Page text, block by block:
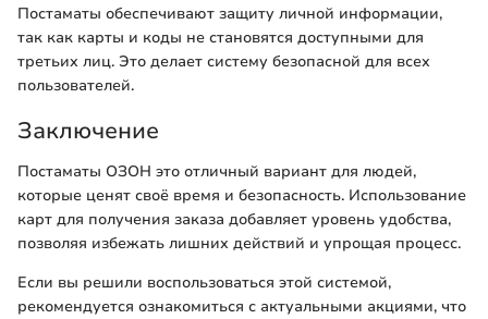
Постаматы обеспечивают защиту личной информации,
так как карты и коды не становятся доступными для
третьих лиц. Это делает систему безопасной для всех
пользователей.
Заключение
Постаматы ОЗОН это отличный вариант для людей,
которые ценят своё время и безопасность. Использование
карт для получения заказа добавляет уровень удобства,
позволяя избежать лишних действий и упрощая процесс.
Если вы решили воспользоваться этой системой,
рекомендуется ознакомиться с актуальными акциями, что